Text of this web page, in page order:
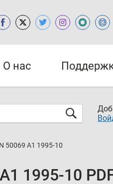
О нас
50069 A1 1995-10
1995-10